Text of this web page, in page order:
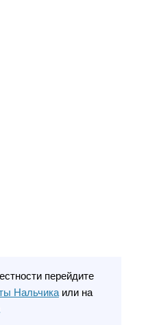
перейдите
Нальчикаили на